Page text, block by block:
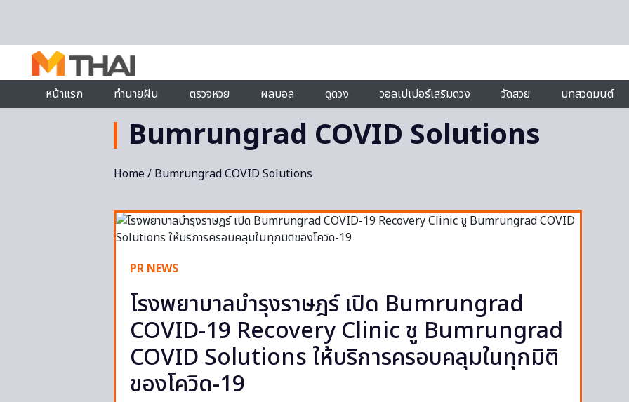
หน้าแรก
ทำนายฝัน ตรวจหวย ผลบอล ดูดวง วอลเปเปอร์เสริมดวง วัดสวย บทสวดมนต์
Bumrungrad COVID Solutions
Home/ Bumrungrad COVID Solutions
PR NEWS
โรงพยาบาลบำรุงราษฎร์ เปิด Bumrungrad
COVID-19 Recovery Clinic ชู Bumrungrad
COVID Solutions ให้บริการครอบคลุมในทุกมิติ
ของโควิด-19